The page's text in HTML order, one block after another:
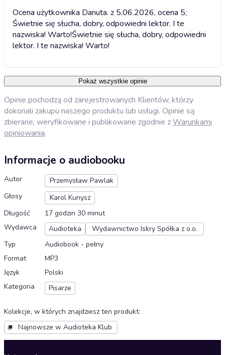
Ocena użytkownika Danuta. z 5.06.2026, ocena 5;
Świetnie się słucha, dobry, odpowiedni lektor. I te
nazwiska! Warto!Świetnie się słucha, dobry, odpowiedni
lektor. I te nazwiska! Warto!
Pokaż wszystkie opinie
Opinie pochodzą od zarejestrowanych Klientów, którzy
dokonali zakupu naszego produktu lub usługi. Opinie są
zbierane, weryfikowane i publikowane zgodnie zWarunkami
opiniowania.
Informacje o audiobooku
Autor
Przemysław Pawlak
Głosy
Karol Kunysz
Długość
17 godzin 30 minut
Wydawca
Audioteka
Wydawnictwo Iskry Spółka z o.o.
Typ
Audiobook - pełny
Format
MP3
Język
Polski
Kategoria
Pisarze
Kolekcje, w których znajdziesz ten produkt:
Najnowsze w Audioteka Klub